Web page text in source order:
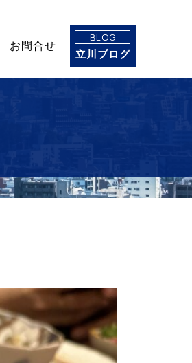
お問合せ
BLOG
立川ブログ